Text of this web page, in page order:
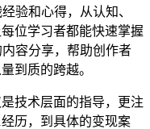
验和心得，从认知、
位学习者都能快速掌握
容分享，帮助创作者
到质的跨越。
技术层面的指导，更注
历，到具体的变现案